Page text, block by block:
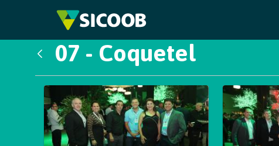
Pular para o Conteúdo principal
07 - Coquetel
Galeria de Mídias